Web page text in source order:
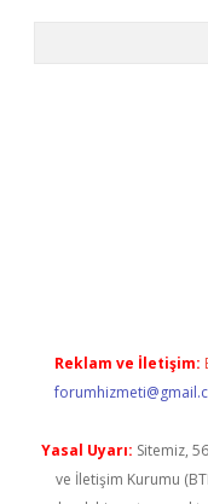
Reklam ve İletişim:
Yasal Uyarı: Sitemiz,
ve İletişim Kurumu